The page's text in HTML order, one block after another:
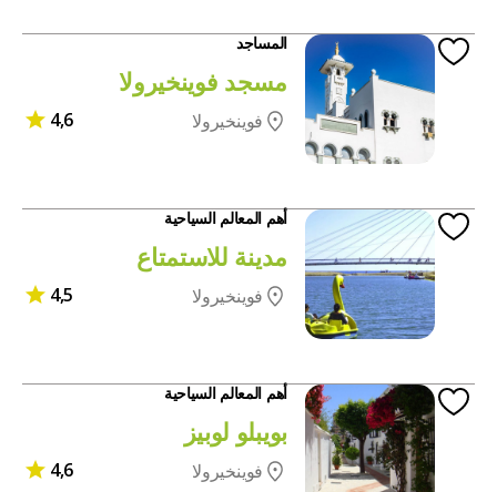
المساجد
مسجد فوينخيرولا
فوينخيرولا 4,6
أهم المعالم السياحية
مدينة للاستمتاع
فوينخيرولا 4,5
أهم المعالم السياحية
بويبلو لوبيز
فوينخيرولا 4,6